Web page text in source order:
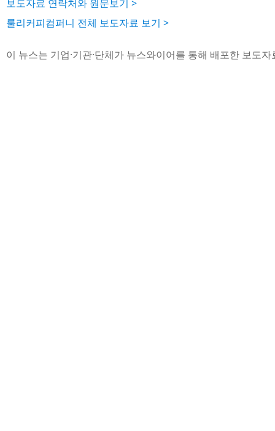
보도자료 연락처와 원문보기 >
룰리커피컴퍼니 전체 보도자료 보기 >
이 뉴스는 기업·기관·단체가 뉴스와이어를 통해 배포한 보도